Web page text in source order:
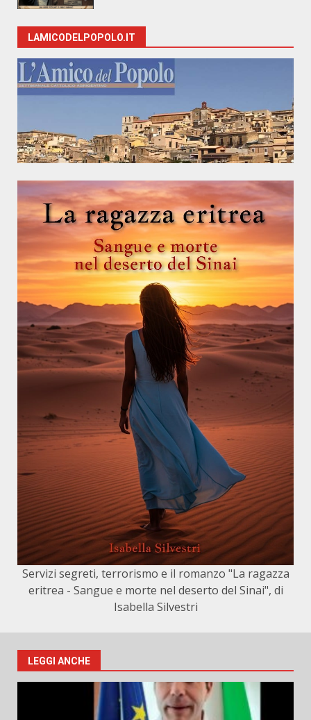
LAMICODELPOPOLO.IT
Servizi segreti, terrorismo e il romanzo "La ragazza
eritrea - Sangue e morte nel deserto del Sinai", di
Isabella Silvestri
LEGGI ANCHE